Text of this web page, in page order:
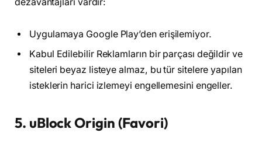
Uygulamaya Google Play’den erişilemiyor.
Kabul Edilebilir Reklamların bir parçası değildir ve
siteleri beyaz listeye almaz, bu tür sitelere yapılan
isteklerin harici izlemeyi engellemesini engeller.
5. uBlock Origin (Favori)